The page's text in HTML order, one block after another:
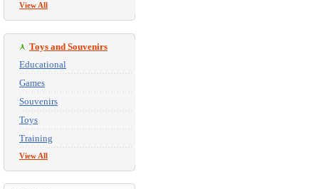
View All
Toys and Souvenirs
Educational
Games
Souvenirs
Toys
Training
View All